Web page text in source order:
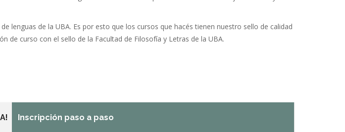
lenguas de la UBA. Es por esto que los cursos que hacés tienen nuestro sello de calidad
de curso con el sello de la Facultad de Filosofía y Letras de la UBA.
Inscripción paso a paso